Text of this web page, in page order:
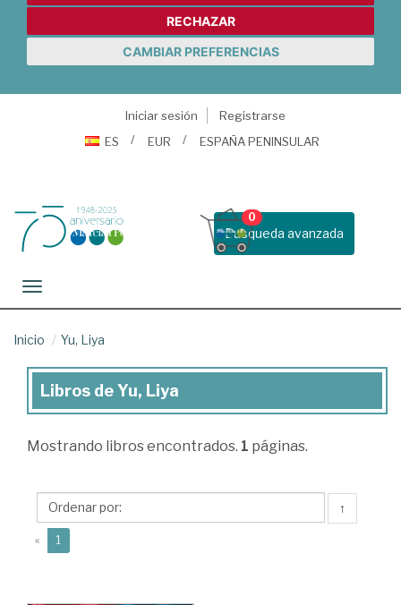
RECHAZAR
CAMBIAR PREFERENCIAS
Iniciar sesión
Registrarse
ES
EUR ESPAÑA PENINSULAR
Busqueda avanzada
0
Toggle navigation
Inicio Yu, Liya
Libros
Yu,
Libros de Yu, Liya
Mostrando libros encontrados. 1 páginas.
↑
« 1